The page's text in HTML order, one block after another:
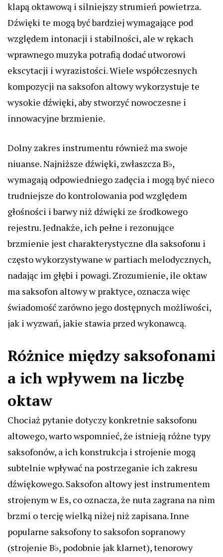
klapą oktawową i silniejszy strumień powietrza.
Dźwięki te mogą być bardziej wymagające pod
względem intonacji i stabilności, ale w rękach
wprawnego muzyka potrafią dodać utworowi
ekscytacji i wyrazistości. Wiele współczesnych
kompozycji na saksofon altowy wykorzystuje te
wysokie dźwięki, aby stworzyć nowoczesne i
innowacyjne brzmienie.
Dolny zakres instrumentu również ma swoje
niuanse. Najniższe dźwięki, zwłaszcza B♭,
wymagają odpowiedniego zadęcia i mogą być nieco
trudniejsze do kontrolowania pod względem
głośności i barwy niż dźwięki ze środkowego
rejestru. Jednakże, ich pełne i rezonujące
brzmienie jest charakterystyczne dla saksofonu i
często wykorzystywane w partiach melodycznych,
nadając im głębi i powagi. Zrozumienie, ile oktaw
ma saksofon altowy w praktyce, oznacza więc
świadomość zarówno jego dostępnych możliwości,
jak i wyzwań, jakie stawia przed wykonawcą.
Różnice między saksofonami
a ich wpływem na liczbę
oktaw
Chociaż pytanie dotyczy konkretnie saksofonu
altowego, warto wspomnieć, że istnieją różne typy
saksofonów, a ich konstrukcja i strojenie mogą
subtelnie wpływać na postrzeganie ich zakresu
dźwiękowego. Saksofon altowy jest instrumentem
strojenym w Es, co oznacza, że nuta zagrana na nim
brzmi o tercję wielką niżej niż zapisana. Inne
popularne saksofony to saksofon sopranowy
(strojenie B♭, podobnie jak klarnet), tenorowy